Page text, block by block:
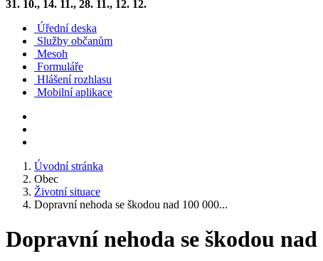
31. 10., 14. 11., 28. 11., 12. 12.
Úřední deska
Služby občanům
Mesoh
Formuláře
Hlášení rozhlasu
Mobilní aplikace
Úvodní stránka
Obec
Životní situace
Dopravní nehoda se škodou nad 100 000...
Dopravní nehoda se škodou nad